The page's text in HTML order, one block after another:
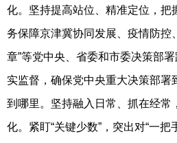
化。坚持提高站位、精准定位，把
务保障京津冀协同发展、疫情防控
章”等党中央、省委和市委决策部
实监督，确保党中央重大决策部署
到哪里。坚持融入日常、抓在经常
化。紧盯“关键少数”，突出对“一把